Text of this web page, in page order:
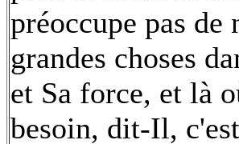
préoccupe pas
grandes choses
et Sa force, et là
besoin, dit-Il,